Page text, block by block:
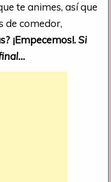
te animes, así que
de comedor,
¡Empecemos!.Si